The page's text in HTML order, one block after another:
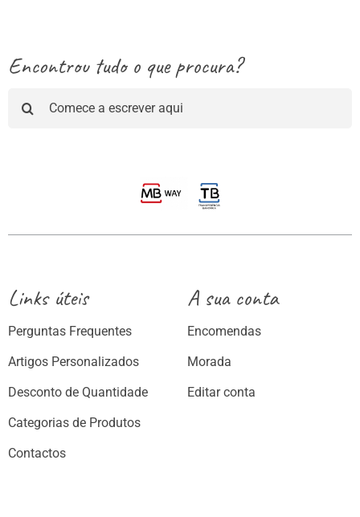
Encontrou tudo o que procura?
Links úteis
Perguntas Frequentes
Artigos Personalizados
Desconto de Quantidade
Categorias de Produtos
Contactos
A sua conta
Encomendas
Morada
Editar conta